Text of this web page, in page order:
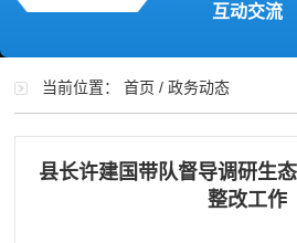
互动交流
当前位置：首页 /政务动态
县长许建国带队督导调研生
整改工作